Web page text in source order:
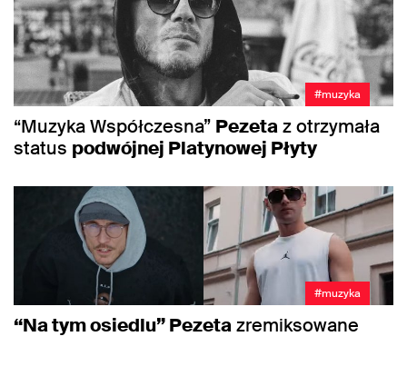
#muzyka
“Muzyka Współczesna” Pezetaz otrzymała
status podwójnej Platynowej Płyty
#muzyka
“Na tym osiedlu” Pezetazremiksowane